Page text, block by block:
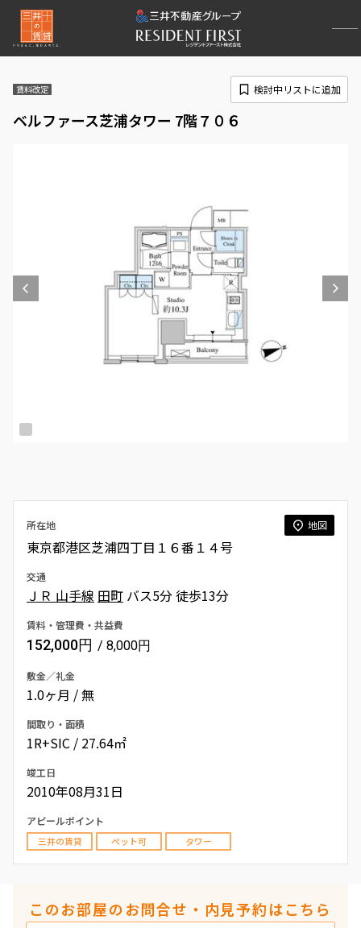
賃料改定
ベルファース芝浦タワー 7階７０６
検討中リストに追加
所在地 地図
東京都港区芝浦四丁目１６番１４号
交通
ＪＲ 山手線 田町 バス5分 徒歩13分
賃料・管理費・共益費
152,000円 / 8,000円
敷金／礼金
1.0ヶ月 / 無
間取り・面積
1R+SIC / 27.64㎡
竣工日
2010年08月31日
アピールポイント
三井の賃貸 ペット可 タワー
このお部屋のお問合せ・内見予約はこちら